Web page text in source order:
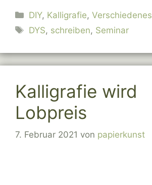
Kategorien
DIY, Kalligrafie,Verschiedenes
Schlagwörter
DYS, schreiben, Seminar
Kalligrafie wird
Lobpreis
7. Februar 2021 von papierkunst